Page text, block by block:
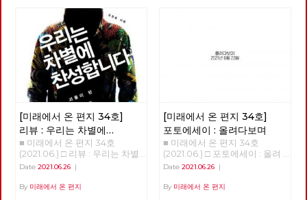
강을 건너야 했지만, 폭염을 피
하기 위해 북한산의 숲길부터 걷
기로 경로를 변경했다. 가을까지
북한산에서 보내고, 초겨울 다시
광나루에서 한강을 건넜다. 혹한
이 거셌던 2021년 1월, 중대재해
기업처벌법 제정을 요구하며 국
회 앞에서 단식투쟁을 이어가던
무렵에는 여의도 샛강을 따라 한
국 정치의 경계, 국회의사당 주
변을 걷기도 했다. 사실 경계사
진의 목표는 지리적 경계를 넘어
정치적 경계를 확인하고 그 경계
를 넘어서는 것이었으니, 국회
담장이야말로 노동자 민중이 넘
어야 할 가장 멀고 높은 경계였
다. 관악산에서 진달래꽃과 함
께 봄을 맞이한 후 안양천과 한
제정과 개정, 당의 조직진로나
주요정책 및 사업방향에 관한 결
정 등을 합니다. 이날 선출된 10
명의 당대회 준비위원들은 당대
회에서 함께 논의하고 결정할 안
건을 준비하고, 전국순회토론회
및 본행사를 기획합니다. 현재
예정대로라면 2021년 정기당대
회는 9월 11일 개최합니다. 당대
회가 노동당의 미래를 위한 토론
과 전국 당원들이 함께하는 축제
의 장이 되자면, 당원들의 많은
관심과 참여가 필요합니다. 같
은 날, 전국위원회는 22년 대선
과 지선에 대한 노동당의 기본방
세와 함께 당의 성장을 고려하면
상승해 지금과 같은 대륙 모양이
에서 태어난 현생 인류가 전세계
에 지금 같은 문명을 형성하며
살고 있다. 우리가 사는 지금을
신생대 제4기 가운데 충적세라
고 부르는 것은 이렇게 충적 평
야가 생겨난 까닭이다. 한데 지
후 급상승하고 있다. 또 이산화
년대를 겨냥하던 이른바 ‘레트로
retro’ 또는 ‘뉴트로newtro’ 경
향은, [암살](2015), [덕혜옹주]
(2016), [미스터 션샤인](2018)
등과 함께 이제는 1920~30년대
전후로까지 거슬러 올라가고 있
습니다. 그 결과, 50년 전은 물론
이고 100년 전의 의상과 소품,
건축까지 영화 세트나 사진 스튜
디오를 벗어나 골목으로, 일상으
로 쏟아져 나오고 있습니다. 그
리고 이 복고 경향 속에서, 과거
는 물론이고 현재를 살아냈던 사
람들의 자취는 그들이 걸었던 길
과 함께 지워지곤 합니다. 복고
의 소비는, 그 시대를 이미 경험
한 세대에게는 향수와 그리움을,
그 시대를 처음 경험하는 세대에
미국의 허리케인과도 같은 의외
의 변화를 일으키기도 했다. 아
어났으며, 완전하다고 할 수는
없지만 예방백신과 치료제들이
만들어졌다. 또한, 어떤 방역체
계가 잘 작동하는지 아닌 지를
판별할 수 있는 경험들도 쌓이기
시작했다. 그와 함께, 이 바이러
스의 창궐이 우리의 삶에 어떤
변화를 가져올까 하는 점에 대한
[미래에서 온 편지 34호]
리뷰 : 우리는 차별에
찬성합니다
■ 미래에서 온 편지 34호
(2021.06.) □ 리뷰 : 우리는 차별
에 찬성합니다 김혜리 오찬호
(개마고원, 2013) "이렇게 다시
Date 2021.06.26 |
By 미래에서 온 편지
[미래에서 온 편지 34호]
포토에세이 : 올려다보며
■ 미래에서 온 편지 34호
(2021.06.) □ 포토에세이 : 올려
다보며 <작성: 이용규>
Date 2021.06.26|
By 미래에서 온 편지